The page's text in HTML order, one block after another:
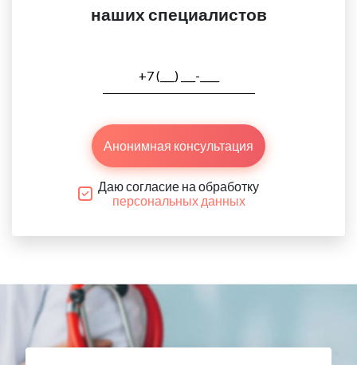
наших специалистов
Анонимная консультация
Даю согласие на обработку
персональных данных